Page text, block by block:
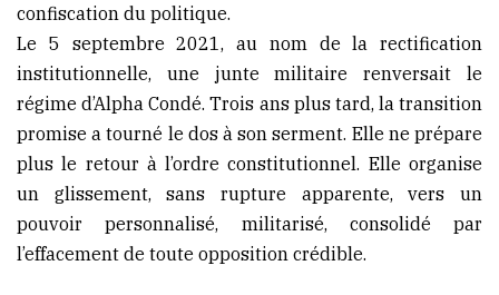
confiscation du politique.
Le 5 septembre 2021, au nom de la rectification
institutionnelle, une junte militaire renversait le
régime d’Alpha Condé. Trois ans plus tard, la transition
promise a tourné le dos à son serment. Elle ne prépare
plus le retour à l’ordre constitutionnel. Elle organise
un glissement, sans rupture apparente, vers un
pouvoir personnalisé, militarisé, consolidé par
l’effacement de toute opposition crédible.